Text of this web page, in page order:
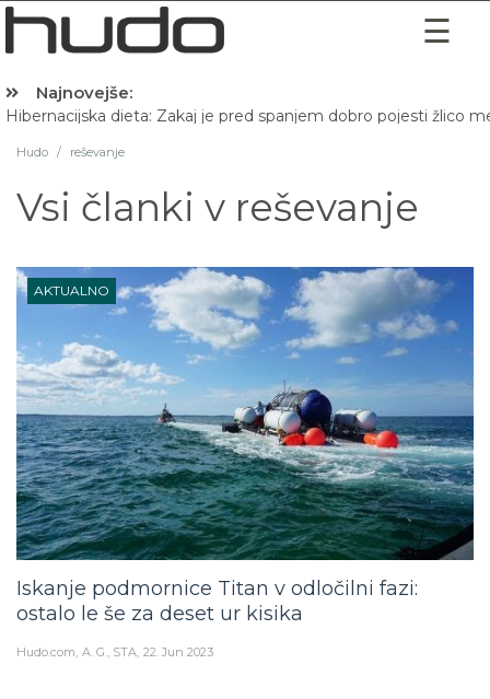
Najnovejše:
Hibernacijska dieta: Zakaj je pred spanjem dobro pojesti žlico
Hudo / reševanje
Vsi članki v reševanje
AKTUALNO
Iskanje podmornice Titan v odločilni fazi:
ostalo le še za deset ur kisika
Hudo.com A. G., STA 22. Jun 2023